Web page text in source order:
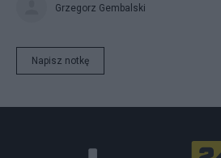
Grzegorz Gembalski
Napisz notkę